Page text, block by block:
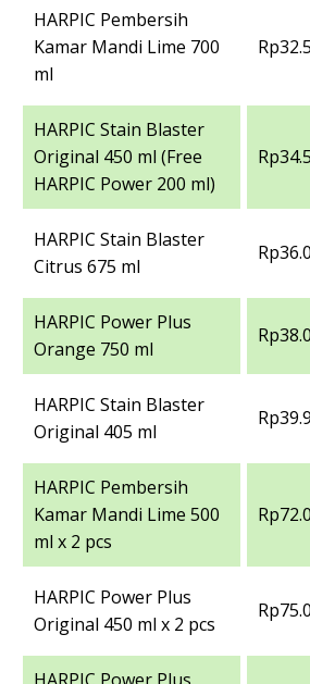
HARPIC Pembersih
Kamar Mandi Lime 700
ml
HARPIC Stain Blaster
Original 450 ml (Free
HARPIC Power 200 ml)
HARPIC Stain Blaster
Citrus 675 ml
HARPIC Power Plus
Orange 750 ml
HARPIC Stain Blaster
Original 405 ml
HARPIC Pembersih
Kamar Mandi Lime 500
ml x 2 pcs
HARPIC Power Plus
Original 450 ml x 2 pcs